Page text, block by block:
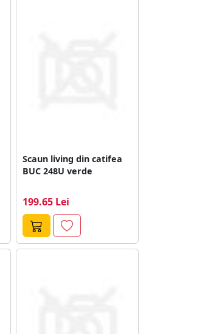
Scaun living din catifea
BUC 248U verde
199.65 Lei